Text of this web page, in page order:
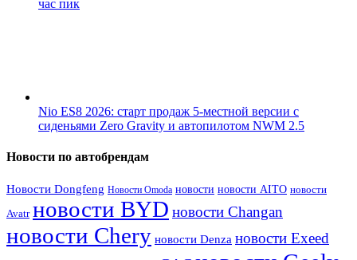
час пик
Nio ES8 2026: старт продаж 5-местной версии с
сиденьями Zero Gravity и автопилотом NWM 2.5
Новости по автобрендам
Новости Dongfeng Новости Omoda новости новости AITO новости
Avatr новости BYD новости Changan
новости Chery новости Denza новости Exeed